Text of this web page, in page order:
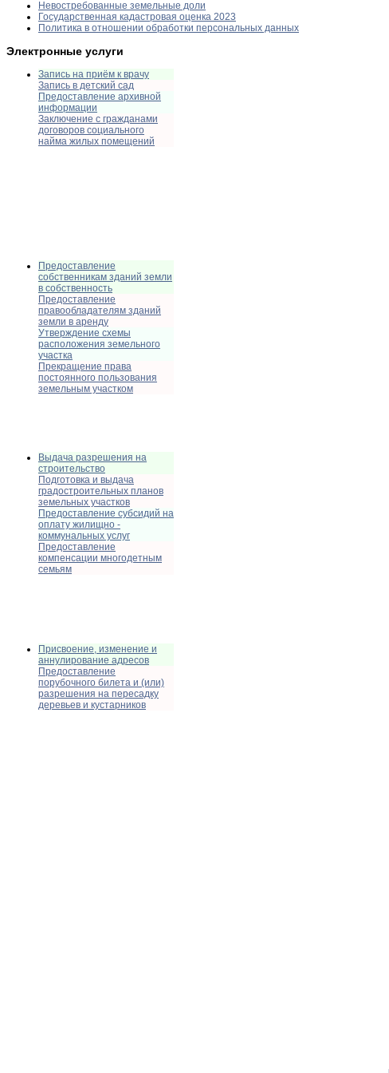
Невостребованные земельные доли
Государственная кадастровая оценка 2023
Политика в отношении обработки персональных данных
Электронные услуги
Запись на приём к врачу
Запись в детский сад
Предоставление архивной
информации
Заключение с гражданами
договоров социального
найма жилых помещений
Предоставление
собственникам зданий земли
в собственность
Предоставление
правообладателям зданий
земли в аренду
Утверждение схемы
расположения земельного
участка
Прекращение права
постоянного пользования
земельным участком
Выдача разрешения на
строительство
Подготовка и выдача
градостроительных планов
земельных участков
Предоставление субсидий на
оплату жилищно -
коммунальных услуг
Предоставление
компенсации многодетным
семьям
Присвоение, изменение и
аннулирование адресов
Предоставление
порубочного билета и (или)
разрешения на пересадку
деревьев и кустарников